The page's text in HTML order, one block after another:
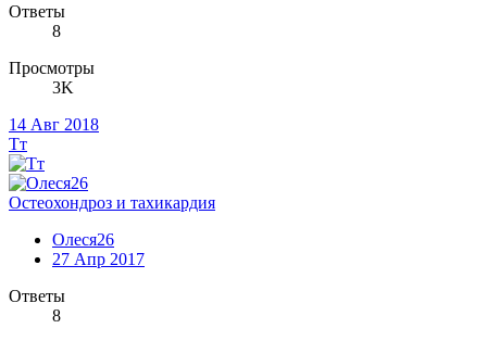
Ответы
8
Просмотры
3K
14 Авг 2018
Тт
Остеохондроз и тахикардия
Олеся26
27 Апр 2017
Ответы
8